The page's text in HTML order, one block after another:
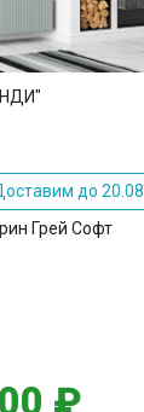
до 20.08
Грей Софт
₽